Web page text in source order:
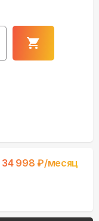
34 998 ₽/месяц